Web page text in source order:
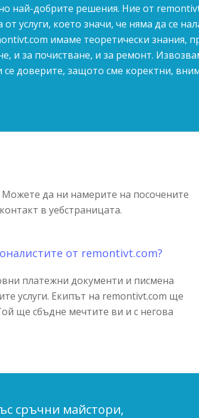
най-добрите решения. Ние от
услуги, което значи, че няма да се
имаме теоретически знания,
и за почистване, и за ремонт.
се доверите, защото сме коректни,
да ни намерите на посочените
в уебстраницата.
от remontivt.com?
платежни документи и писмена
услуги. Екипът на remontivt.com ще
ще сбъдне мечтите ви и с негова
сръчни майстори,